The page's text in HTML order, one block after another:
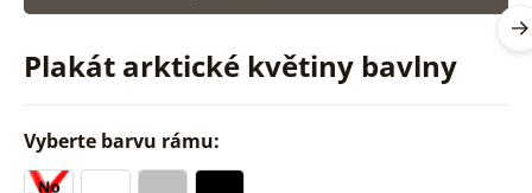
Plakát arktické květiny bavlny
Vyberte barvu rámu: